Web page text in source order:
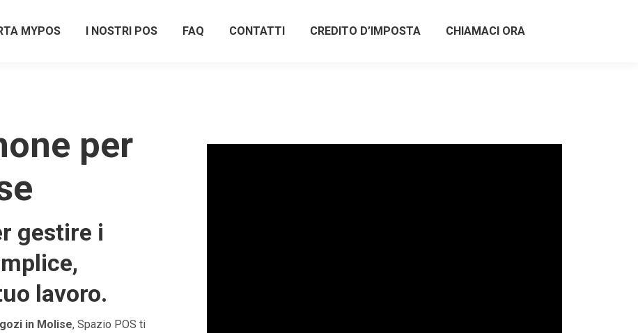
MYPOS I NOSTRI POS FAQ CONTATTI CREDITO D’IMPOSTA CHIAMACI ORA
per
gestire i
lavoro.
in Molise, Spazio POS ti